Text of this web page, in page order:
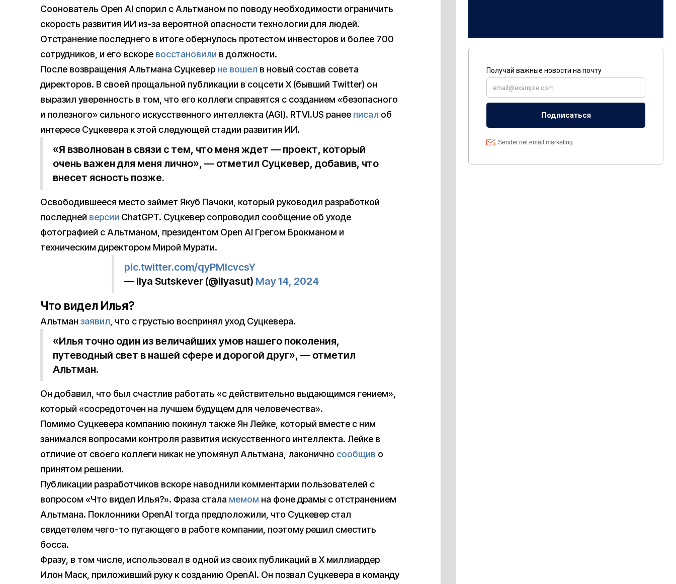
Соонователь Open AI спорил с Альтманом по поводу необходимости ограничить
скорость развития ИИ из-за вероятной опасности технологии для людей.
Отстранение последнего в итоге обернулось протестом инвесторов и более 700
сотрудников, и его вскоре восстановили в должности.
После возвращения Альтмана Суцкевер не вошел в новый состав совета
директоров. В своей прощальной публикации в соцсети X (бывший Twitter) он
выразил уверенность в том, что его коллеги справятся с созданием «безопасного
и полезного» сильного искусственного интеллекта (AGI). RTVI.US ранее писал об
интересе Суцкевера к этой следующей стадии развития ИИ.
«Я взволнован в связи с тем, что меня ждет — проект, который
очень важен для меня лично», — отметил Суцкевер, добавив, что
внесет ясность позже.
Освободившееся место займет Якуб Пачоки, который руководил разработкой
последней версии ChatGPT. Суцкевер сопроводил сообщение об уходе
фотографией с Альтманом, президентом Open AI Грегом Брокманом и
техническим директором Мирой Мурати.
pic.twitter.com/qyPMIcvcsY
— Ilya Sutskever (@ilyasut) May 14, 2024
Что видел Илья?
Альтман заявил, что с грустью воспринял уход Суцкевера.
«Илья точно один из величайших умов нашего поколения,
путеводный свет в нашей сфере и дорогой друг», — отметил
Альтман.
Он добавил, что был счастлив работать «с действительно выдающимся гением»,
который «сосредоточен на лучшем будущем для человечества».
Помимо Суцкевера компанию покинул также Ян Лейке, который вместе с ним
занимался вопросами контроля развития искусственного интеллекта. Лейке в
отличие от своего коллеги никак не упомянул Альтмана, лаконично сообщив о
принятом решении.
Публикации разработчиков вскоре наводнили комментарии пользователей с
вопросом «Что видел Илья?». Фраза стала мемом на фоне драмы с отстранением
Альтмана. Поклонники OpenAI тогда предположили, что Суцкевер стал
свидетелем чего-то пугающего в работе компании, поэтому решил сместить
босса.
Фразу, в том числе, использовал в одной из своих публикаций в X миллиардер
Илон Маск, приложивший руку к созданию OpenAI. Он позвал Суцкевера в команду